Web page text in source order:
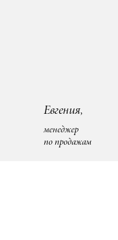
Евгения,
менеджер
по продажам